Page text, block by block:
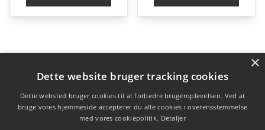
Varekategorier
Produkter
×
Dette website bruger tracking cookies
Dette websted bruger cookies til at forbedre brugeroplevelsen. Ved at
bruge vores hjemmeside accepterer du alle cookies i overensstemmelse
med vores cookiepolitik. Detaljer